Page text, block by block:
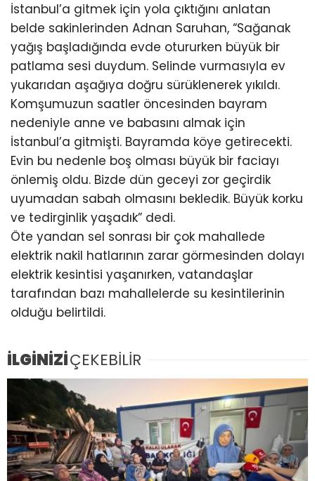
İstanbul’a gitmek için yola çıktığını anlatan
belde sakinlerinden Adnan Saruhan, “Sağanak
yağış başladığında evde otururken büyük bir
patlama sesi duydum. Selinde vurmasıyla ev
yukarıdan aşağıya doğru sürüklenerek yıkıldı.
Komşumuzun saatler öncesinden bayram
nedeniyle anne ve babasını almak için
İstanbul’a gitmişti. Bayramda köye getirecekti.
Evin bu nedenle boş olması büyük bir faciayı
önlemiş oldu. Bizde dün geceyi zor geçirdik
uyumadan sabah olmasını bekledik. Büyük korku
ve tedirginlik yaşadık” dedi.
Öte yandan sel sonrası bir çok mahallede
elektrik nakil hatlarının zarar görmesinden dolayı
elektrik kesintisi yaşanırken, vatandaşlar
tarafından bazı mahallelerde su kesintilerinin
olduğu belirtildi.
İLGİNİZİÇEKEBİLİR